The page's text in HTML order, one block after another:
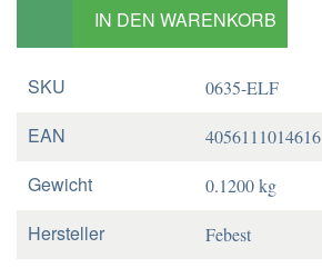
IN DEN WARENKORB
SKU 0635-ELF
EAN 4056111014616
Gewicht 0.1200 kg
Hersteller Febest